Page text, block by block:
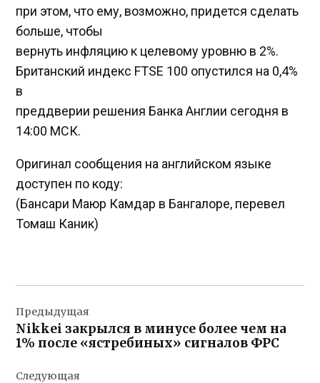
при этом, что ему, возможно, придется сделать
больше, чтобы
вернуть инфляцию к целевому уровню в 2%.
Британский индекс FTSE 100 опустился на 0,4%
в
преддверии решения Банка Англии сегодня в
14:00 МСК.
Оригинал сообщения на английском языке
доступен по коду:
(Бансари Маюр Камдар в Бангалоре, перевел
Томаш Каник)
по
записям
Предыдущая
Nikkei закрылся в минусе более чем на
1% после «ястребиных» сигналов ФРС
Следующая